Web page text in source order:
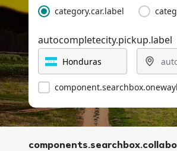
category.car.label
autocompletecity.pickup.label